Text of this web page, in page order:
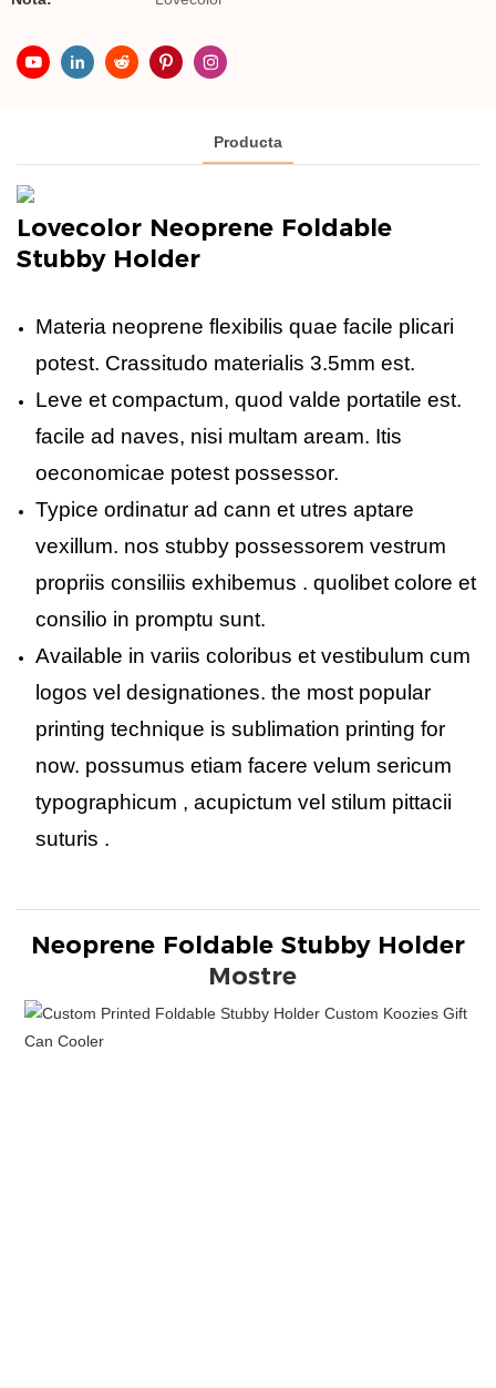
Producta
Lovecolor Neoprene Foldable
Stubby Holder
Materia neoprene flexibilis quae facile plicari
potest. Crassitudo materialis 3.5mm est.
Leve et compactum, quod valde portatile est.
facile ad naves, nisi multam aream. Itis
oeconomicae potest possessor.
Typice ordinatur ad cann et utres aptare
vexillum. nos stubby possessorem vestrum
propriis consiliis exhibemus . quolibet colore et
consilio in promptu sunt.
Available in variis coloribus et vestibulum cum
logos vel designationes. the most popular
printing technique is sublimation printing for
now. possumus etiam facere velum sericum
typographicum , acupictum vel stilum pittacii
suturis .
Neoprene Foldable Stubby Holder
Mostre